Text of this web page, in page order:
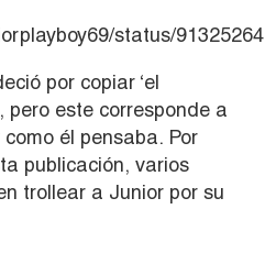
status/
por copiar ‘el
pero este corresponde a
él pensaba. Por
publicación, varios
trollear a Junior por su